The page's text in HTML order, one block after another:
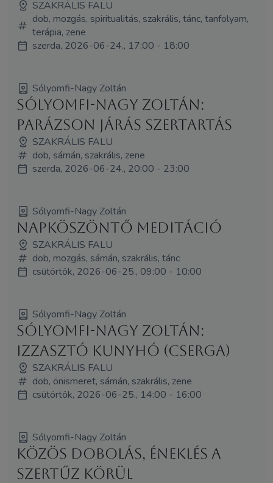
SZAKRÁLIS FALU
dob, mozgás, spiritualitás, szakrális, tánc, tanfolyam,
terápia, zene
szerda, 2026-06-24., 17:00 - 18:00
Sólyomfi-Nagy Zoltán
Sólyomfi-Nagy Zoltán:
Parázson járás szertartás
SZAKRÁLIS FALU
dob, sámán, szakrális, zene
szerda, 2026-06-24., 20:00 - 23:00
Sólyomfi-Nagy Zoltán
Napköszöntő meditáció
SZAKRÁLIS FALU
dob, mozgás, sámán, szakrális, tánc
csütörtök, 2026-06-25., 09:00 - 10:00
Sólyomfi-Nagy Zoltán
Sólyomfi-Nagy Zoltán:
Izzasztó kunyhó (Cserga)
SZAKRÁLIS FALU
dob, önismeret, sámán, szakrális, zene
csütörtök, 2026-06-25., 14:00 - 16:00
Sólyomfi-Nagy Zoltán
Közös dobolás, éneklés a
Szertűz körül